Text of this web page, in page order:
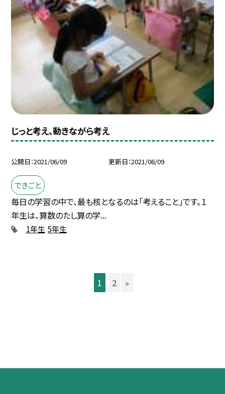
じっと考え、動きながら考え
公開日 2021/06/09 更新日 2021/06/09
できごと
毎日の学習の中で、最も核となるのは「考えること」です。１
年生は、算数のたし算の学...
1年生 5年生
1 2 »